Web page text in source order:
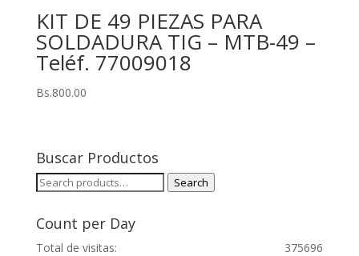
KIT DE 49 PIEZAS PARA
SOLDADURA TIG – MTB-49 –
Teléf. 77009018
Bs.800.00
Buscar Productos
Search
Search
Count per Day
375696
Total de visitas: